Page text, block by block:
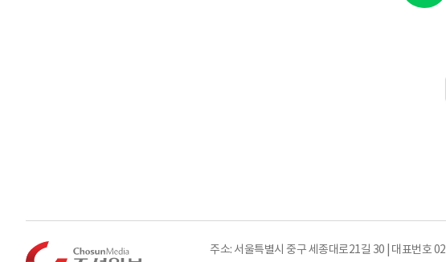
주소: 서울특별시 중구 세종대로21길 30 | 대표번호